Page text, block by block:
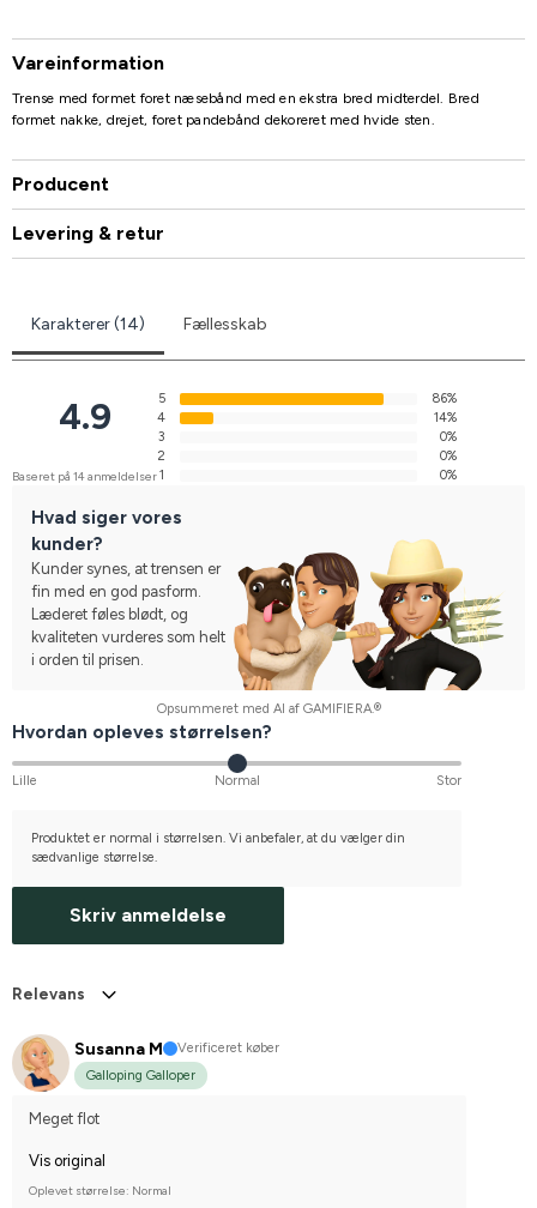
Vareinformation
Trense med formet foret næsebånd med en ekstra bred midterdel. Bred
formet nakke, drejet, foret pandebånd dekoreret med hvide sten.
Producent
Levering & retur
Karakterer (14) Fællesskab
4.9
Baseret på 14 anmeldelser
5
86%
4
14%
3
0%
2
0%
1
0%
Hvad siger vores
kunder?
Kunder synes, at trensen er
fin med en god pasform.
Læderet føles blødt, og
kvaliteten vurderes som helt
i orden til prisen.
Opsummeret med AI af GAMIFIERA.®
Hvordan opleves størrelsen?
Lille Normal Stor
Produktet er normal i størrelsen. Vi anbefaler, at du vælger din
sædvanlige størrelse.
Skriv anmeldelse
Relevans
Susanna M
Verificeret køber
Galloping Galloper
Meget flot
Vis original
Oplevet størrelse: Normal